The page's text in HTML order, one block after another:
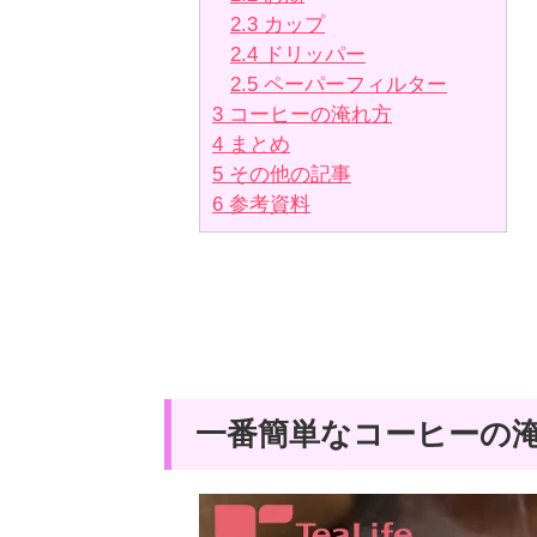
2.3 カップ
2.4 ドリッパー
2.5 ペーパーフィルター
3 コーヒーの淹れ方
4 まとめ
5 その他の記事
6 参考資料
一番簡単なコーヒーの